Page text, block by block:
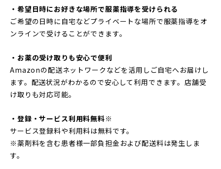
・希望日時にお好きな場所で服薬指導を受けられる
ご希望の日時に自宅などプライベートな場所で服薬指導をオ
ンラインで受けることができます。
・お薬の受け取りも安心で便利
Amazonの配送ネットワークなどを活用しご自宅へお届けし
ます。配送状況がわかるので安心して利用できます。店舗受
け取りも対応可能。
・登録・サービス利用料無料※
サービス登録料や利用料は無料です。
※薬剤料を含む患者様一部負担金および配送料は発生しま
す。